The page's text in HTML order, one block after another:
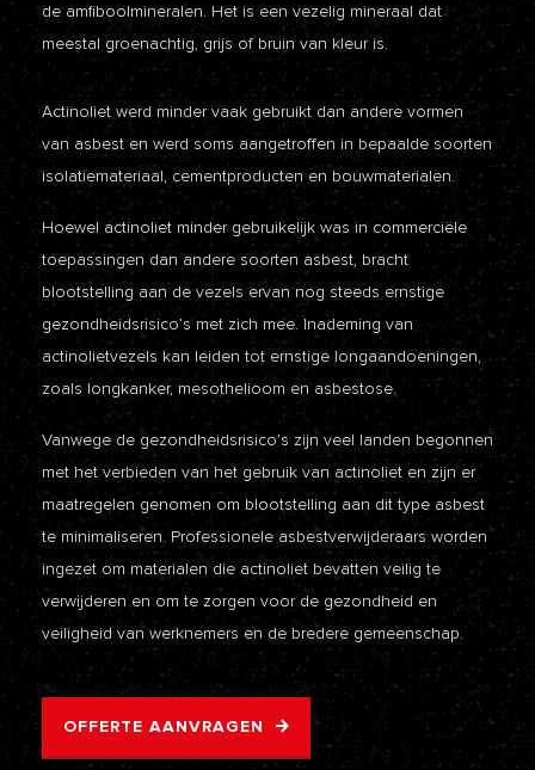
de amfiboolmineralen. Het is een vezelig mineraal dat
meestal groenachtig, grijs of bruin van kleur is.
Actinoliet werd minder vaak gebruikt dan andere vormen
van asbest en werd soms aangetroffen in bepaalde soorten
isolatiemateriaal, cementproducten en bouwmaterialen.
Hoewel actinoliet minder gebruikelijk was in commerciële
toepassingen dan andere soorten asbest, bracht
blootstelling aan de vezels ervan nog steeds ernstige
gezondheidsrisico’s met zich mee. Inademing van
actinolietvezels kan leiden tot ernstige longaandoeningen,
zoals longkanker, mesothelioom en asbestose.
Vanwege de gezondheidsrisico’s zijn veel landen begonnen
met het verbieden van het gebruik van actinoliet en zijn er
maatregelen genomen om blootstelling aan dit type asbest
te minimaliseren. Professionele asbestverwijderaars worden
ingezet om materialen die actinoliet bevatten veilig te
verwijderen en om te zorgen voor de gezondheid en
veiligheid van werknemers en de bredere gemeenschap.
OFFERTE AANVRAGEN